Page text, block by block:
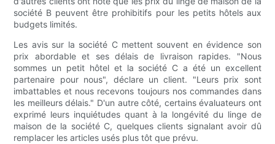
société B peuvent être prohibitifs pour les petits hôtels aux
budgets limités.
Les avis sur la société C mettent souvent en évidence son
prix abordable et ses délais de livraison rapides. "Nous
sommes un petit hôtel et la société C a été un excellent
partenaire pour nous", déclare un client. "Leurs prix sont
imbattables et nous recevons toujours nos commandes dans
les meilleurs délais." D'un autre côté, certains évaluateurs ont
exprimé leurs inquiétudes quant à la longévité du linge de
maison de la société C, quelques clients signalant avoir dû
remplacer les articles usés plus tôt que prévu.